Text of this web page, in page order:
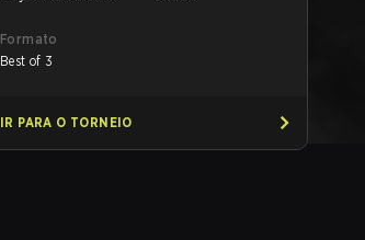
Formato
Best of 3
IR PARA O TORNEIO